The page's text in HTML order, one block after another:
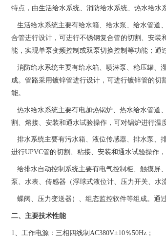
特点，由生活给水系统、消防给水系统、热水给水
生活给水系统主要有给水箱、给水泵、给水管道
合管进行设计，可进行不锈钢复合管的切割、安
能，实现单泵变频控制或双泵切换控制等功能；通
消防给水系统主要有给水箱、喷淋泵、稳压罐、
成。管路采用镀锌管进行设计，可进行镀锌管的
能。
热水给水系统主要有电加热锅炉、热水给水管道
割、熔接、安装和通水试验操作，可对锅炉进行温
排水系统主要有污水箱、液位传感器、排水泵、
进行UPVC管的切割、粘接、安装和通水试验操作
给排水自动控制系统主要有电气控制柜、触摸屏
泵、水表、传感器（浮球式液位计、压力开关、水
蝶阀、压力变送器）、组态监控软件等组成。通
二、主要技术性能
1、工作电源：三相四线制AC380V±10％50Hz；